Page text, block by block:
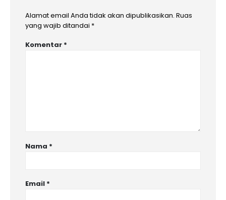
Alamat email Anda tidak akan dipublikasikan. Ruas
yang wajib ditandai *
Komentar *
Nama *
Email *